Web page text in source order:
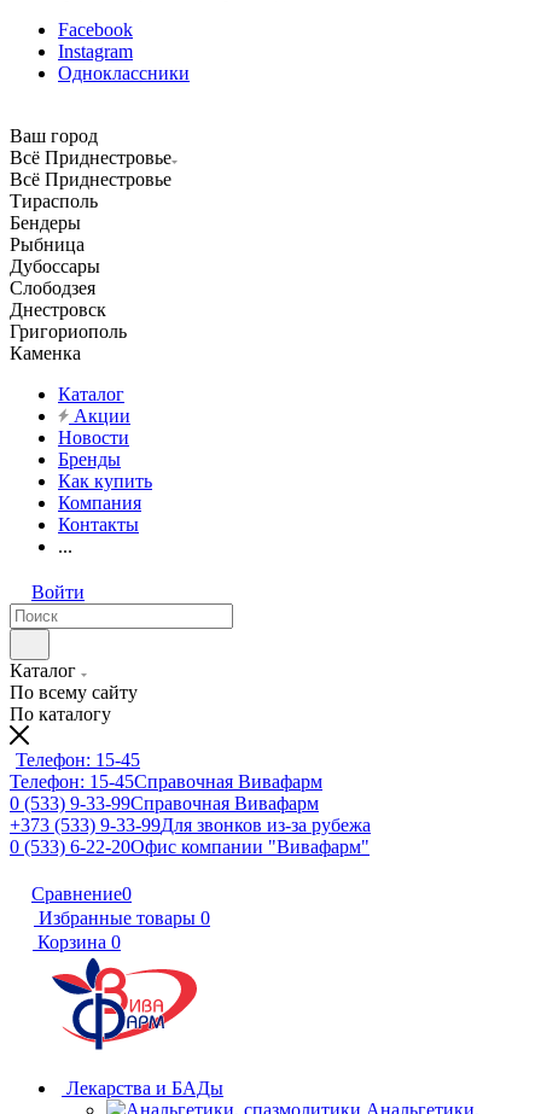
Facebook
Instagram
Одноклассники
Ваш город
Всё Приднестровье
Всё Приднестровье
Тирасполь
Бендеры
Рыбница
Дубоссары
Слободзея
Днестровск
Григориополь
Каменка
Каталог
Акции
Новости
Бренды
Как купить
Компания
Контакты
...
Войти
Каталог
По всему сайту
По каталогу
Телефон: 15-45
Телефон: 15-45Справочная Вивафарм
0 (533) 9-33-99Справочная Вивафарм
+373 (533) 9-33-99Для звонков из-за рубежа
0 (533) 6-22-20Офис компании "Вивафарм"
Сравнение0
Избранные товары 0
Корзина 0
Лекарства и БАДы
Анальгетики,